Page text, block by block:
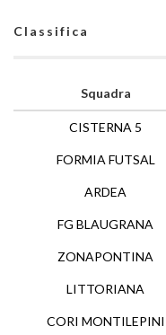
Classifica
Squadra
CISTERNA 5
FORMIA FUTSAL
ARDEA
FG BLAUGRANA
ZONAPONTINA
LITTORIANA
CORI MONTILEPINI